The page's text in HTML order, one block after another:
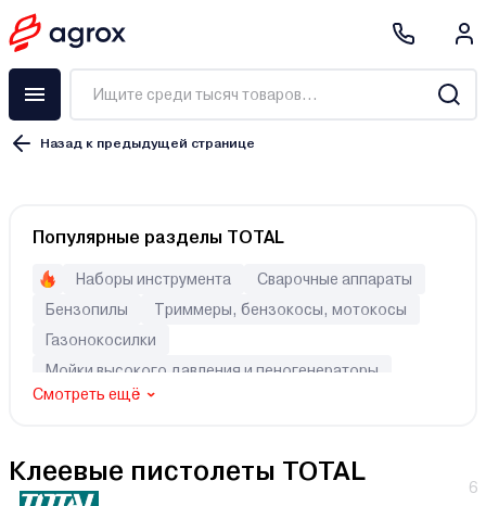
Назад к предыдущей странице
Популярные разделы TOTAL
Смотреть ещё
Наборы инструмента
Сварочные аппараты
Бензопилы
Триммеры, бензокосы, мотокосы
Газонокосилки
Мойки высокого давления и пеногенераторы
Генераторы (электростанции)
Клеевые пистолеты TOTAL
6